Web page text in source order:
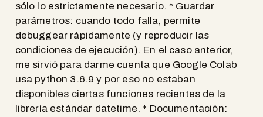
sólo lo estrictamente necesario. * Guardar
parámetros: cuando todo falla, permite
debuggear rápidamente (y reproducir las
condiciones de ejecución). En el caso anterior,
me sirvió para darme cuenta que Google Colab
usa python 3.6.9 y por eso no estaban
disponibles ciertas funciones recientes de la
librería estándar datetime. * Documentación: